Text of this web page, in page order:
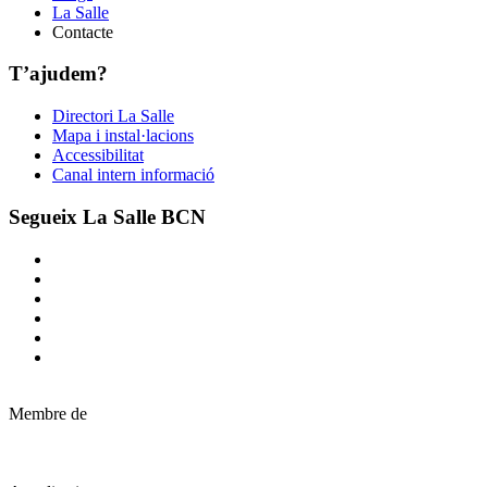
La Salle
Contacte
T’ajudem?
Directori La Salle
Mapa i instal·lacions
Accessibilitat
Canal intern informació
Segueix La Salle BCN
Membre de